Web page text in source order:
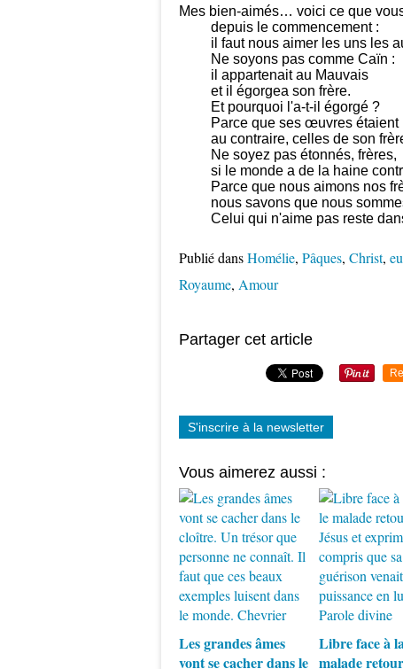
Mes bien-aimés… voici ce que
depuis le commencement :
il faut nous aimer les uns les
Ne soyons pas comme Caïn :
il appartenait au Mauvais
et il égorgea son frère.
Et pourquoi l'a-t-il égorgé ?
Parce que ses œuvres étaient
au contraire, celles de son
Ne soyez pas étonnés, frères,
si le monde a de la haine
Parce que nous aimons nos
nous savons que nous
Celui qui n'aime pas reste
Publié dansHomélie, Pâques, Christ,
Royaume, Amour
Partager cet article
S'inscrire à la newsletter
Vous aimerez aussi :
Les grandes âmes
vont se cacher dans le
Libre face à
malade